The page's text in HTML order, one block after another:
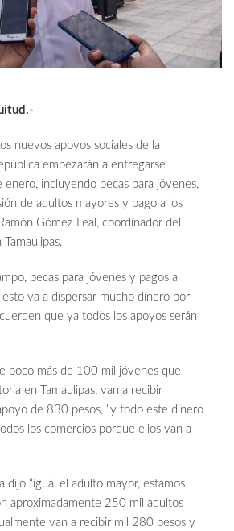
nuevos apoyos sociales de la
empezarán a entregarse
enero, incluyendo becas para jóvenes,
de adultos mayores y pago a los
Gómez Leal, coordinador del
becas para jóvenes y pagos al
va a dispersar mucho dinero por
que ya todos los apoyos serán
poco más de 100 mil jóvenes que
en Tamaulipas, van a recibir
de 830 pesos, “y todo este dinero
los comercios porque ellos van a
dijo “igual el adulto mayor, estamos
aproximadamente 250 mil adultos
van a recibir mil 280 pesos y